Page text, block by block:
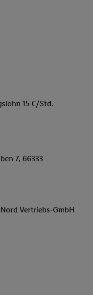
15 €/Std.
7, 66333
Vertriebs-GmbH